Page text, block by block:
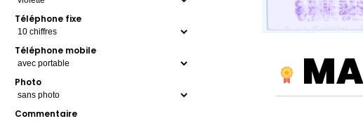
Téléphone fixe
Téléphone mobile
Photo
Commentaire